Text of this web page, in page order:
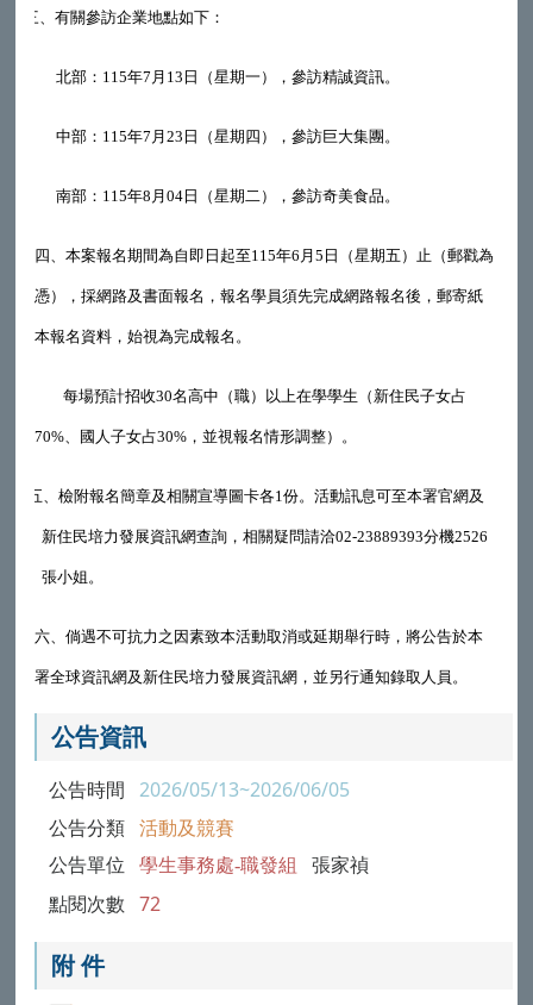
三、有關參訪企業地點如下：
北部：115年7月13日（星期一），參訪精誠資訊。
中部：115年7月23日（星期四），參訪巨大集團。
南部：115年8月04日（星期二），參訪奇美食品。
四、本案報名期間為自即日起至115年6月5日（星期五）止（郵戳為
憑），採網路及書面報名，報名學員須先完成網路報名後，郵寄紙
本報名資料，始視為完成報名。
每場預計招收30名高中（職）以上在學學生（新住民子女占
70%、國人子女占30%，並視報名情形調整）。
五、檢附報名簡章及相關宣導圖卡各1份。活動訊息可至本署官網及
新住民培力發展資訊網查詢，相關疑問請洽02-23889393分機2526
張小姐。
六、倘遇不可抗力之因素致本活動取消或延期舉行時，將公告於本
署全球資訊網及新住民培力發展資訊網，並另行通知錄取人員。
公告資訊
公告時間 2026/05/13~2026/06/05
公告分類 活動及競賽
公告單位 學生事務處-職發組 張家禎
點閱次數 72
附 件